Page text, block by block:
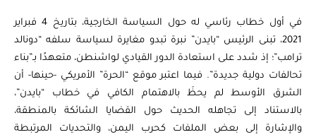
في أول خطاب رئاسي له حول السياسة الخارجية، بتاريخ 4 فبراير
2021، تبنى الرئيس “بايدن” نبرة تبدو مغايرة لسياسة سلفه “دونالد
ترامب”؛ إذ شدد على استعادة الدور القيادي لواشنطن، متعهدًا بـ”بناء
تحالفات دولية جديدة”. فيما اعتبر موقع “الحرة” الأمريكي -حينها- أن
الشرق الأوسط لم يحظَ بالاهتمام الكافي في خطاب “بايدن”،
بالاستناد إلى تجاهله الحديث حول القضايا الشائكة بالمنطقة،
والإشارة إلى بعض الملفات كحرب اليمن، والتحديات المرتبطة